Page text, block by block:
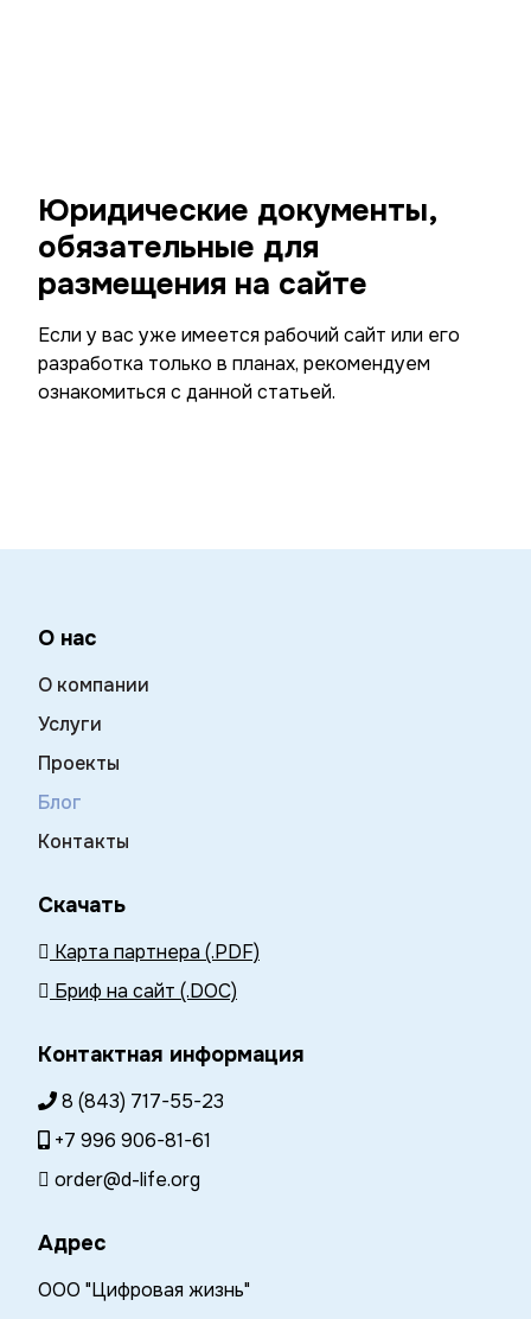
Юридические документы,
обязательные для
размещения на сайте
Если у вас уже имеется рабочий сайт или его
разработка только в планах, рекомендуем
ознакомиться с данной статьей.
О нас
О компании
Услуги
Проекты
Блог
Контакты
Скачать
Карта партнера (.PDF)
Бриф на сайт (.DOC)
Контактная информация
8 (843) 717-55-23
+7 996 906-81-61
order@d-life.org
Адрес
ООО "Цифровая жизнь"